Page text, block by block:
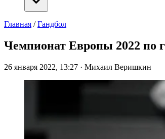
Главная / Гандбол
Чемпионат Европы 2022 по
26 января 2022, 13:27 · Михаил Веришкин